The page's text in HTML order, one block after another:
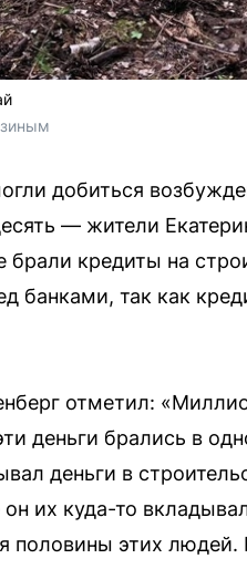
добиться
— жители
кредиты на
банками, так как
отметил:
деньги брались в
деньги в
их куда-то
половины этих